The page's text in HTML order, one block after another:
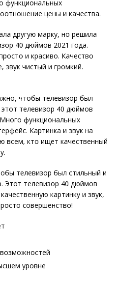
функциональных
цены и качества.
другую марку, но решила
40 дюймов 2021 года.
и красиво. Качество
звук чистый и громкий.
чтобы телевизор был
телевизор 40 дюймов
функциональных
Картинка и звук на
всем, кто ищет качественный
телевизор был стильный и
Этот телевизор 40 дюймов
картинку и звук,
совершенство!
уровне